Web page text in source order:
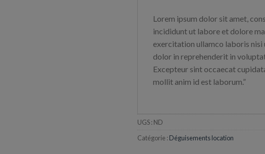
Lorem ipsum dolor sit amet,
incididunt ut labore et dolore
exercitation ullamco laboris nisi
dolor in reprehenderit in
Excepteur sint occaecat
mollit anim id est laborum.”
UGS : ND
Catégorie : Déguisements location